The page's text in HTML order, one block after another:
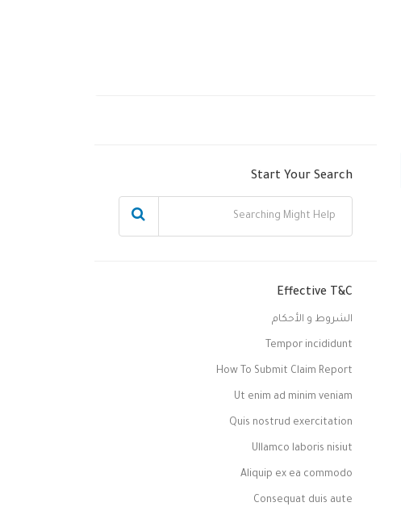
Start Your Search
Effective T&C
الشروط و الأحكام
Tempor incididunt
How To Submit Claim Report
Ut enim ad minim veniam
Quis nostrud exercitation
Ullamco laboris nisiut
Aliquip ex ea commodo
Consequat duis aute